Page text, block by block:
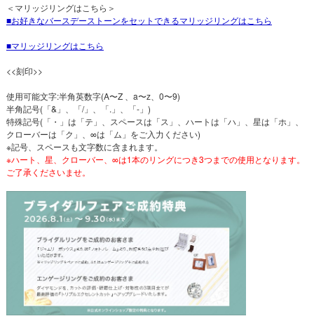
＜マリッジリングはこちら＞
お好きなバースデーストーンをセットできるマリッジリングはこちら
マリッジリングはこちら
<<刻印>>
使用可能文字:半角英数字(A〜Z 、a〜z、0〜9)
半角記号(「&」、「/」、「.」、「-」)
特殊記号(「・」は「テ」、スペースは「ス」、ハートは「ハ」、星は「ホ」、
クローバーは「ク」、∞は「ム」をご入力ください)
※記号、スペースも文字数に含まれます。
※ハート、星、クローバー、∞は1本のリングにつき3つまでの使用となります。
ご了承くださいませ。